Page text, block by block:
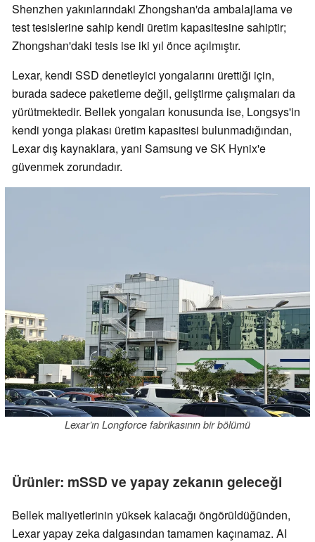
Shenzhen yakınlarındaki Zhongshan'da ambalajlama ve
test tesislerine sahip kendi üretim kapasitesine sahiptir;
Zhongshan'daki tesis ise iki yıl önce açılmıştır.
Lexar, kendi SSD denetleyici yongalarını ürettiği için,
burada sadece paketleme değil, geliştirme çalışmaları da
yürütmektedir. Bellek yongaları konusunda ise, Longsys'in
kendi yonga plakası üretim kapasitesi bulunmadığından,
Lexar dış kaynaklara, yani Samsung ve SK Hynix'e
güvenmek zorundadır.
Lexar’ın Longforce fabrikasının bir bölümü
Ürünler: mSSD ve yapay zekanın geleceği
Bellek maliyetlerinin yüksek kalacağı öngörüldüğünden,
Lexar yapay zeka dalgasından tamamen kaçınamaz. AI